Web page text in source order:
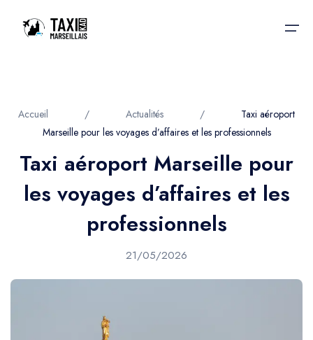
Nos services
Nos services
Taxis Aéroport
Trajet Gare SNCF
Trajet Port croisière
Trajet Longue Distance
Taxis aéroport
Réservation
Actualités & évènements
Contactez-nous
Accueil / Actualités /
Taxi aéroport
Marseille pour les voyages d’affaires et les professionnels
Taxi aéroport Marseille pour
les voyages d’affaires et les
professionnels
21/05/2026